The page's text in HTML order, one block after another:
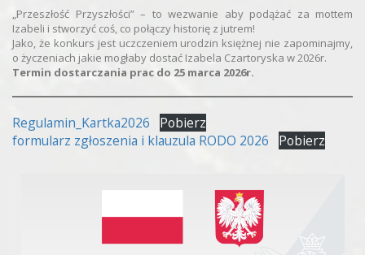
„Przeszłość Przyszłości” – to wezwanie aby podążać za mottem
Izabeli i stworzyć coś, co połączy historię z jutrem!
Jako, że konkurs jest uczczeniem urodzin księżnej nie zapominajmy,
o życzeniach jakie mogłaby dostać Izabela Czartoryska w 2026r.
Termin dostarczania prac do 25 marca 2026r.
Regulamin_Kartka2026
Pobierz
formularz zgłoszenia i klauzula RODO 2026
Pobierz